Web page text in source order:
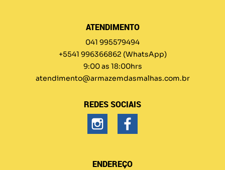
ATENDIMENTO
041 995579494
+5541 996366862 (WhatsApp)
9:00 as 18:00hrs
atendimento@armazemdasmalhas.com.br
REDES SOCIAIS
ENDEREÇO